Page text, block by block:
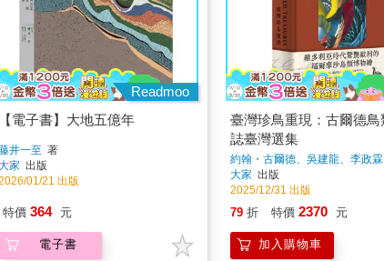
Readmoo
【電子書】大地五億年
井一至 著
家 出版
01/21 出版
特價 364 元
電子書
臺灣珍鳥重現：古爾德鳥
誌臺灣選集
約翰・古爾德、吳建龍、李政霖
大家 出版
2025/12/31 出版
79 折 特價 2370 元
加入購物車